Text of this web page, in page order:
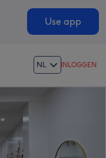
Use app
NL INLOGGEN